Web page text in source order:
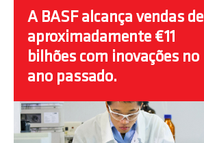
A BASF alcança vendas de
aproximadamente €11
bilhões com inovações no
ano passado.